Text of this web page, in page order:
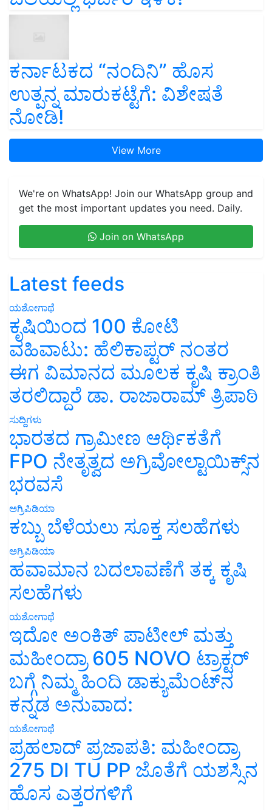
ಕರ್ನಾಟಕದ “ನಂದಿನಿ” ಹೊಸ
ಉತ್ಪನ್ನ ಮಾರುಕಟ್ಟೆಗೆ: ವಿಶೇಷತೆ
ನೋಡಿ!
View More
We're on WhatsApp! Join our WhatsApp group and
get the most important updates you need. Daily.
Join on WhatsApp
Latest feeds
ಯಶೋಗಾಥೆ
ಕೃಷಿಯಿಂದ 100 ಕೋಟಿ
ವಹಿವಾಟು: ಹೆಲಿಕಾಪ್ಟರ್ ನಂತರ
ಈಗ ವಿಮಾನದ ಮೂಲಕ ಕೃಷಿ ಕ್ರಾಂತಿ
ತರಲಿದ್ದಾರೆ ಡಾ. ರಾಜಾರಾಮ್ ತ್ರಿಪಾಠಿ
ಸುದ್ದಿಗಳು
ಭಾರತದ ಗ್ರಾಮೀಣ ಆರ್ಥಿಕತೆಗೆ
FPO ನೇತೃತ್ವದ ಅಗ್ರಿವೋಲ್ಟಾಯಿಕ್ಸ್‌ನ
ಭರವಸೆ
ಅಗ್ರಿಪಿಡಿಯಾ
ಕಬ್ಬು ಬೆಳೆಯಲು ಸೂಕ್ತ ಸಲಹೆಗಳು
ಅಗ್ರಿಪಿಡಿಯಾ
ಹವಾಮಾನ ಬದಲಾವಣೆಗೆ ತಕ್ಕ ಕೃಷಿ
ಸಲಹೆಗಳು
ಯಶೋಗಾಥೆ
ಇದೋ ಅಂಕಿತ್ ಪಾಟೀಲ್ ಮತ್ತು
ಮಹೀಂದ್ರಾ 605 NOVO ಟ್ರಾಕ್ಟರ್
ಬಗ್ಗೆ ನಿಮ್ಮ ಹಿಂದಿ ಡಾಕ್ಯುಮೆಂಟ್‌ನ
ಕನ್ನಡ ಅನುವಾದ:
ಯಶೋಗಾಥೆ
ಪ್ರಹಲಾದ್ ಪ್ರಜಾಪತಿ: ಮಹೀಂದ್ರಾ
275 DI TU PP ಜೊತೆಗೆ ಯಶಸ್ಸಿನ
ಹೊಸ ಎತ್ತರಗಳಿಗೆ